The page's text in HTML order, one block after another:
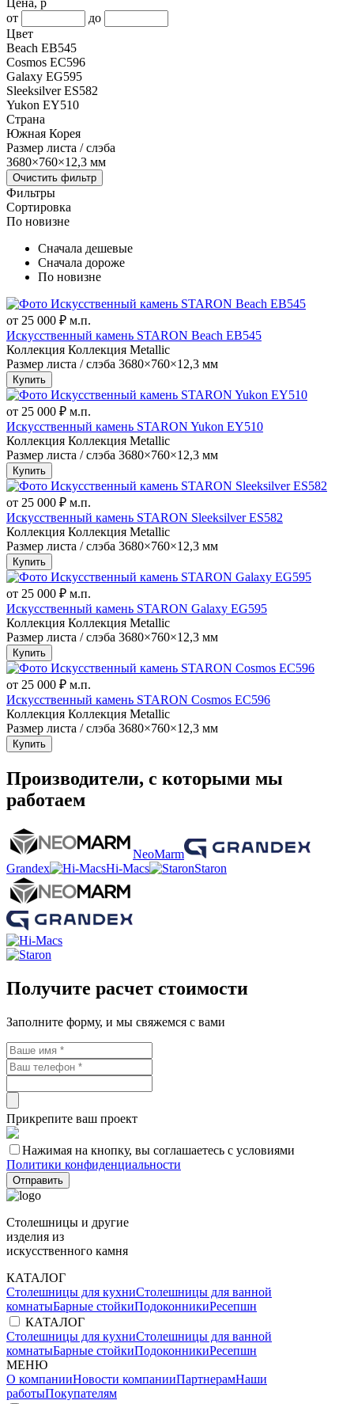
от
до
Цвет
Beach EB545
Cosmos EC596
Galaxy EG595
Sleeksilver ES582
Yukon EY510
Страна
Южная Корея
Размер листа / слэба
3680×760×12,3 мм
Очистить фильтр
Фильтры
Сортировка
По новизне
Сначала дешевые
Сначала дороже
По новизне
от 25 000 ₽ м.п.
Искусственный камень STARON Beach EB545
Коллекция Коллекция Metallic
Размер листа / слэба 3680×760×12,3 мм
Купить
от 25 000 ₽ м.п.
Искусственный камень STARON Yukon EY510
Коллекция Коллекция Metallic
Размер листа / слэба 3680×760×12,3 мм
Купить
от 25 000 ₽ м.п.
Искусственный камень STARON Sleeksilver ES582
Коллекция Коллекция Metallic
Размер листа / слэба 3680×760×12,3 мм
Купить
от 25 000 ₽ м.п.
Искусственный камень STARON Galaxy EG595
Коллекция Коллекция Metallic
Размер листа / слэба 3680×760×12,3 мм
Купить
от 25 000 ₽ м.п.
Искусственный камень STARON Cosmos EC596
Коллекция Коллекция Metallic
Размер листа / слэба 3680×760×12,3 мм
Купить
Производители, с которыми мы
работаем
NeoMarm
Grandex
Hi-Macs Staron
Получите расчет стоимости
Заполните форму, и мы свяжемся с вами
Прикрепите ваш проект
Нажимая на кнопку, вы соглашаетесь с условиями
Политики конфиденциальности
Отправить
Столешницы и другие
изделия из
искусственного камня
КАТАЛОГ
Столешницы для кухниСтолешницы для ванной
комнатыБарные стойкиПодоконникиРесепшн
КАТАЛОГ
Столешницы для кухниСтолешницы для ванной
комнатыБарные стойкиПодоконникиРесепшн
МЕНЮ
О компанииНовости компанииПартнерамНаши
работыПокупателям